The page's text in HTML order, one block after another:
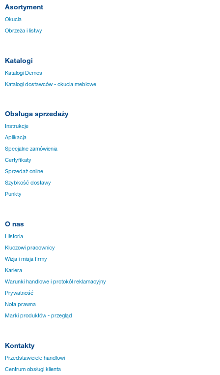
Asortyment
Okucia
Obrzeża i listwy
Katalogi
Katalogi Demos
Katalogi dostawców - okucia meblowe
Obsługa sprzedaży
Instrukcje
Aplikacja
Specjalne zamówienia
Certyfikaty
Sprzedaż online
Szybkość dostawy
Punkty
O nas
Historia
Kluczowi pracownicy
Wizja i misja firmy
Kariera
Warunki handlowe i protokół reklamacyjny
Prywatność
Nota prawna
Marki produktów - przegląd
Kontakty
Przedstawiciele handlowi
Centrum obsługi klienta